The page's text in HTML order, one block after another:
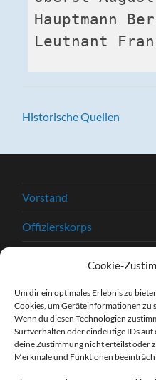
Cookie-
Um dir ein optimales Erlebnis zu
Cookies, um Geräteinformationen
Wenn du diesen Technologien
Surfverhalten oder eindeutige IDs
deine Zustimmung nicht erteilst oder
Merkmale und Funktionen
Hauptmann
Historische Quellen
Vorstand
Offizierskorps
Beitrittserklärung
Kontakt